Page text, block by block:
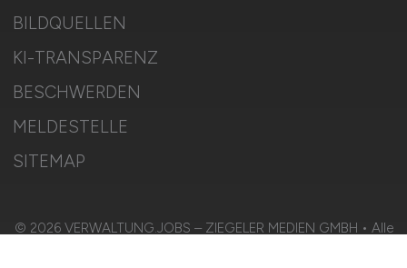
BILDQUELLEN
KI-TRANSPARENZ
BESCHWERDEN
MELDESTELLE
SITEMAP
© 2026 VERWALTUNG.JOBS – ZIEGELER MEDIEN GMBH • Alle